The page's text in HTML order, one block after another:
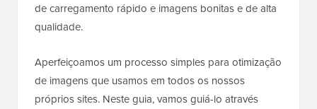
de carregamento rápido e imagens bonitas e de alta
qualidade.
Aperfeiçoamos um processo simples para otimização
de imagens que usamos em todos os nossos
próprios sites. Neste guia, vamos guiá-lo através